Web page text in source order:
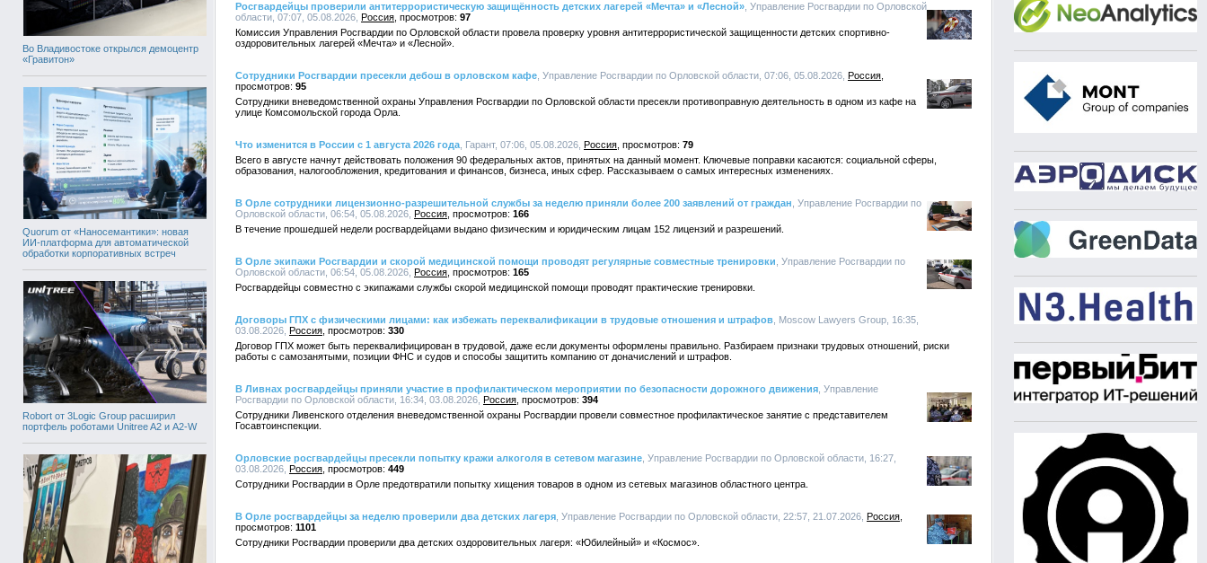
Во Владивостоке открылся демоцентр
«Гравитон»
Quorum от «Наносемантики»: новая
ИИ-платформа для автоматической
обработки корпоративных встреч
Robort от 3Logic Group расширил
портфель роботами Unitree A2 и A2-W
Росгвардейцы проверили антитеррористическую защищённость детских лагерей «Мечта» и «Лесной» , Управление Росгвардии по Орловской
области, 07:07, 05.08.2026, Россия
97
Комиссия Управления Росгвардии по Орловской области провела проверку уровня антитеррористической защищенности детских спортивно-
оздоровительных лагерей «Мечта» и «Лесной».
Сотрудники Росгвардии пресекли дебош в орловском кафе , Управление Росгвардии по Орловской области, 07:06, 05.08.2026, Россия
95
Сотрудники вневедомственной охраны Управления Росгвардии по Орловской области пресекли противоправную деятельность в одном из кафе на
улице Комсомольской города Орла.
Что изменится в России с 1 августа 2026 года , Гарант, 07:06, 05.08.2026, Россия
79
Всего в августе начнут действовать положения 90 федеральных актов, принятых на данный момент. Ключевые поправки касаются: социальной сферы,
образования, налогообложения, кредитования и финансов, бизнеса, иных сфер. Рассказываем о самых интересных изменениях.
В Орле сотрудники лицензионно-разрешительной службы за неделю приняли более 200 заявлений от граждан , Управление Росгвардии по
Орловской области, 06:54, 05.08.2026, Россия
166
В течение прошедшей недели росгвардейцами выдано физическим и юридическим лицам 152 лицензий и разрешений.
В Орле экипажи Росгвардии и скорой медицинской помощи проводят регулярные совместные тренировки , Управление Росгвардии по
Орловской области, 06:54, 05.08.2026, Россия
165
Росгвардейцы совместно с экипажами службы скорой медицинской помощи проводят практические тренировки.
Договоры ГПХ с физическими лицами: как избежать переквалификации в трудовые отношения и штрафов , Moscow Lawyers Group, 16:35,
03.08.2026, Россия
330
Договор ГПХ может быть переквалифицирован в трудовой, даже если документы оформлены правильно. Разбираем признаки трудовых отношений, риски
работы с самозанятыми, позиции ФНС и судов и способы защитить компанию от доначислений и штрафов.
В Ливнах росгвардейцы приняли участие в профилактическом мероприятии по безопасности дорожного движения , Управление
Росгвардии по Орловской области, 16:34, 03.08.2026, Россия
394
Сотрудники Ливенского отделения вневедомственной охраны Росгвардии провели совместное профилактическое занятие с представителем
Госавтоинспекции.
Орловские росгвардейцы пресекли попытку кражи алкоголя в сетевом магазине , Управление Росгвардии по Орловской области, 16:27,
03.08.2026, Россия
449
Сотрудники Росгвардии в Орле предотвратили попытку хищения товаров в одном из сетевых магазинов областного центра.
В Орле росгвардейцы за неделю проверили два детских лагеря , Управление Росгвардии по Орловской области, 22:57, 21.07.2026, Россия
1101
Сотрудники Росгвардии проверили два детских оздоровительных лагеря: «Юбилейный» и «Космос».